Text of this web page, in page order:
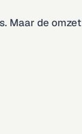
Maar de omzet